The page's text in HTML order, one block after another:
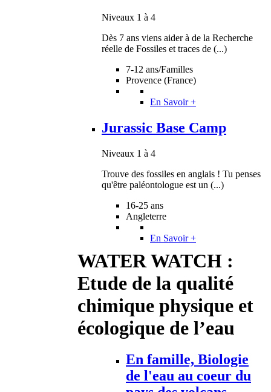
Niveaux 1 à 4
Dès 7 ans viens aider à de la Recherche
réelle de Fossiles et traces de (...)
7-12 ans/Familles
Provence (France)
En Savoir +
Jurassic Base Camp
Niveaux 1 à 4
Trouve des fossiles en anglais ! Tu penses
qu'être paléontologue est un (...)
16-25 ans
Angleterre
En Savoir +
WATER WATCH :
Etude de la qualité
chimique physique et
écologique de l’eau
En famille, Biologie
de l'eau au coeur du